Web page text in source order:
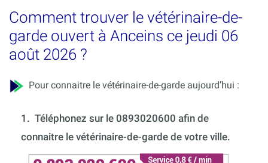
Comment trouver le vétérinaire-de-
garde ouvert à Anceins ce jeudi 06
août 2026 ?
Pour connaitre le vétérinaire-de-garde aujourd’hui :
1. Téléphonez sur le 0893020600 afin de
connaitre le vétérinaire-de-garde de votre ville.